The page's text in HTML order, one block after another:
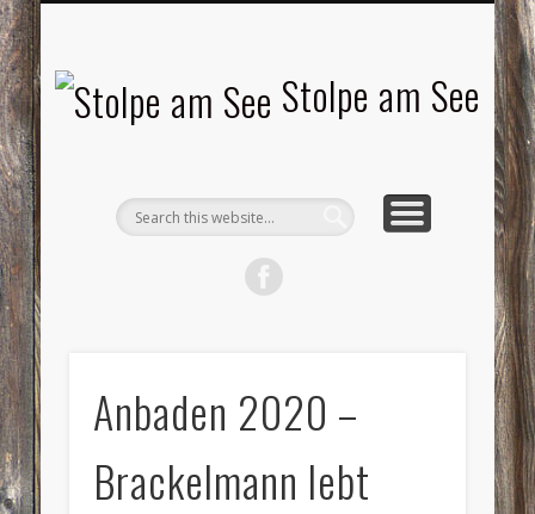
Stolpe am See
Anbaden 2020 –
Brackelmann lebt